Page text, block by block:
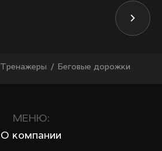
Тренажеры Беговые дорожки
МЕНЮ:
О компании